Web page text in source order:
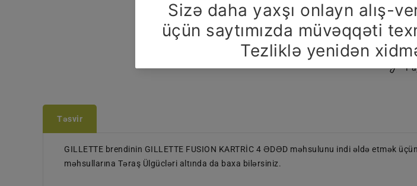
Təsvir
GILLETTE brendinin GILLETTE FUSION KARTRİC 4 ƏDƏD məhsulunu indi əldə etmək
məhsullarına Təraş Ülgücləri altında da baxa bilərsiniz.